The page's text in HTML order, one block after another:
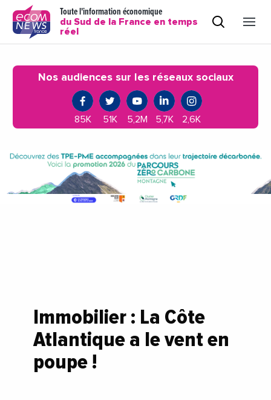
Toute l'information économique
du Sud de la France en temps
réel
Nos audiences sur les réseaux sociaux
85K 51K 5,2M 5,7K 2,6K
Immobilier : La Côte
Atlantique a le vent en
poupe !